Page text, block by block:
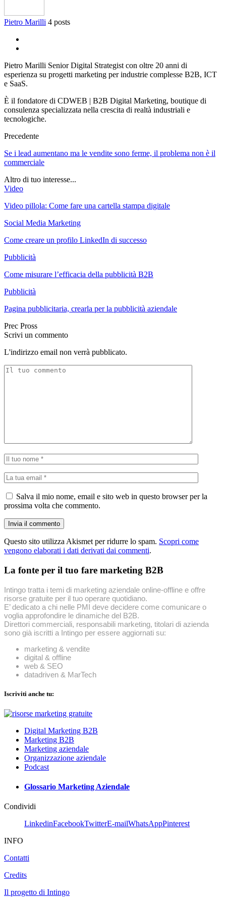
Pietro Marilli 4 posts
Pietro Marilli Senior Digital Strategist con oltre 20 anni di
esperienza su progetti marketing per industrie complesse B2B, ICT
e SaaS.
È il fondatore di CDWEB | B2B Digital Marketing, boutique di
consulenza specializzata nella crescita di realtà industriali e
tecnologiche.
Precedente
Se i lead aumentano ma le vendite sono ferme, il problema non è il
commerciale
Altro di tuo interesse...
Video
Video pillola: Come fare una cartella stampa digitale
Social Media Marketing
Come creare un profilo LinkedIn di successo
Pubblicità
Come misurare l’efficacia della pubblicità B2B
Pubblicità
Pagina pubblicitaria, crearla per la pubblicità aziendale
Prec Pross
Scrivi un commento
L'indirizzo email non verrà pubblicato.
Salva il mio nome, email e sito web in questo browser per la
prossima volta che commento.
Questo sito utilizza Akismet per ridurre lo spam. Scopri come
vengono elaborati i dati derivati dai commenti.
La fonte per il tuo fare marketing B2B
Intingo tratta i temi di marketing aziendale online-offline e offre
risorse gratuite per il tuo operare quotidiano.
E’ dedicato a chi nelle PMI deve decidere come comunicare o
voglia approfondire le dinamiche del B2B.
Direttori commerciali, responsabili marketing, titolari di azienda
sono già iscritti a Intingo per essere aggiornati su:
marketing & vendite
digital & offline
web & SEO
datadriven & MarTech
Iscriviti anche tu:
Digital Marketing B2B
Marketing B2B
Marketing aziendale
Organizzazione aziendale
Podcast
Glossario Marketing Aziendale
Condividi
LinkedinFacebookTwitterE-mailWhatsAppPinterest
INFO
Contatti
Credits
Il progetto di Intingo